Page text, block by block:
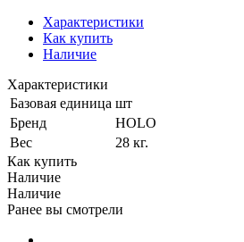
Характеристики
Как купить
Наличие
Характеристики
Базовая единица шт
Бренд
HOLO
Вес
28 кг.
Как купить
Наличие
Наличие
Ранее вы смотрели